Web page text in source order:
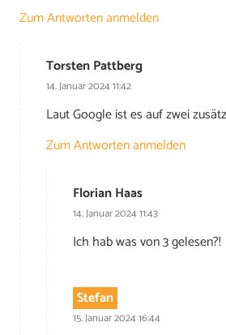
Zum Antworten anmelden
Torsten Pattberg
14. Januar 2024 11:42
Laut Google ist es auf zwei
Zum Antworten anmelden
Florian Haas
14. Januar 2024 11:43
Ich hab was von 3 gelesen?!
Stefan
15. Januar 2024 16:44